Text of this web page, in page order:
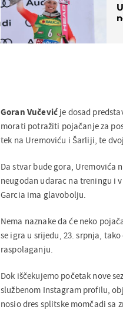
Goran Vučević je dosad
morati potražiti pojačanje za
tek na Uremoviću i Šarliji, te
Da stvar bude gora, Uremovića
neugodan udarac na treningu i
Garcia ima glavobolju.
Nema naznake da će neko
se igra u srijedu, 23. srpnja,
raspolaganju.
Dok iščekujemo početak nove
službenom Instagram profilu,
nosio dres splitske momčadi sa